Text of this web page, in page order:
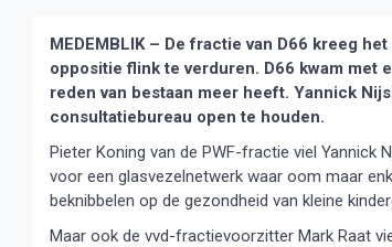
MEDEMBLIK – De fractie van D66 kreeg
oppositie flink te verduren. D66 kwam met
reden van bestaan meer heeft. Yannick
consultatiebureau open te houden.
Pieter Koning van de PWF-fractie viel Yannick
voor een glasvezelnetwerk waar oom maar
beknibbelen op de gezondheid van kleine
Maar ook de vvd-fractievoorzitter Mark Raat